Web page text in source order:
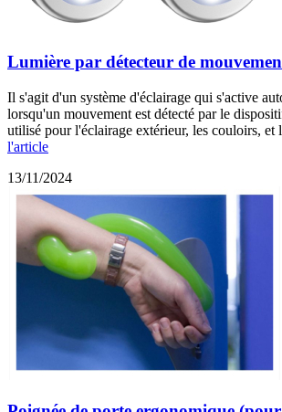
Lumière par détecteur de
Il s'agit d'un système d'éclairage qui s'active
lorsqu'un mouvement est détecté par le
utilisé pour l'éclairage extérieur, les couloirs, et
l'article
13/11/2024